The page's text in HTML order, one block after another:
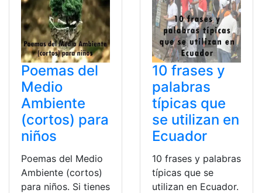
Poemas del
Medio
Ambiente
(cortos) para
niños
Poemas del Medio
Ambiente (cortos)
para niños. Si tienes
10 frases y
palabras
típicas que
se utilizan en
Ecuador
10 frases y palabras
típicas que se
utilizan en Ecuador.